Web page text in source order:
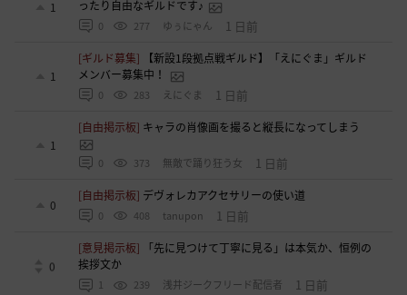
1
ったり自由なギルドです♪
0 277 ゆぅにゃん 1 日前
1
[ギルド募集]
【新設1段拠点戦ギルド】「えにぐま」ギルド
メンバー募集中！
0 283 えにぐま 1 日前
1
[自由掲示板] キャラの肖像画を撮ると縦長になってしまう
0 373 無敵で踊り狂う女 1 日前
0
[自由掲示板] デヴォレカアクセサリーの使い道
0 408 tanupon 1 日前
0
[意見掲示板]
「先に見つけて丁寧に見る」は本気か、恒例の
挨拶文か
1 239 浅井ジークフリード配信者 1 日前